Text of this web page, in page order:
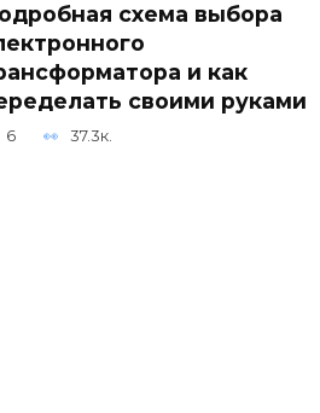
схема выбора
и как
своими руками
6 37.3к.